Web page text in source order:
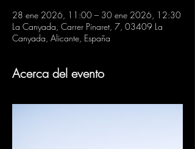
28 ene 2026, 11:00 – 30 ene 2026, 12:30
La Canyada, Carrer Pinaret, 7, 03409 La
Canyada, Alicante, España
Acerca del evento